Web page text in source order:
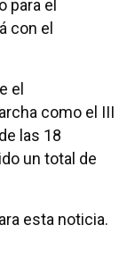
para el
con el
el
como el III
las 18
un total de
esta noticia.